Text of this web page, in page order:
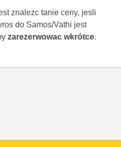
znalezc tanie ceny, jesli
do Samos/Vathi jest
zarezerwowac wkrótce.